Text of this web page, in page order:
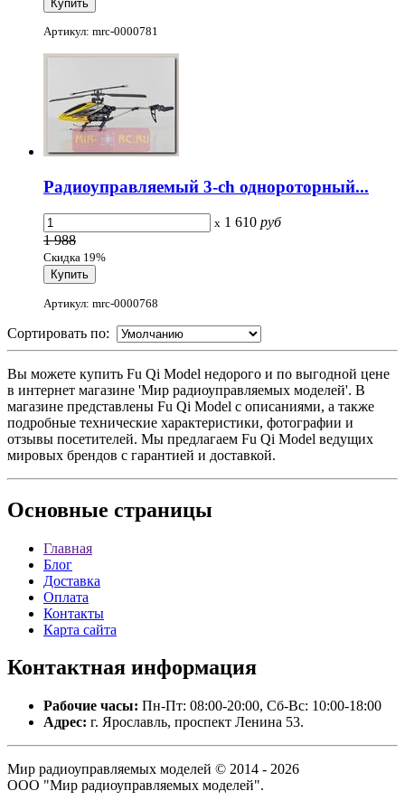
Артикул: mrc-0000781
Радиоуправляемый 3-ch однороторный...
x 1 610 руб
1 988
Скидка 19%
Артикул: mrc-0000768
Сортировать по:
Вы можете купить Fu Qi Model недорого и по выгодной цене
в интернет магазине 'Мир радиоуправляемых моделей'. В
магазине представлены Fu Qi Model с описаниями, а также
подробные технические характеристики, фотографии и
отзывы посетителей. Мы предлагаем Fu Qi Model ведущих
мировых брендов с гарантией и доставкой.
Основные страницы
Главная
Блог
Доставка
Оплата
Контакты
Карта сайта
Контактная информация
Рабочие часы: Пн-Пт: 08:00-20:00, Сб-Вс: 10:00-18:00
Адрес: г. Ярославль, проспект Ленина 53.
Мир радиоуправляемых моделей © 2014 - 2026
ООО "Мир радиоуправляемых моделей".